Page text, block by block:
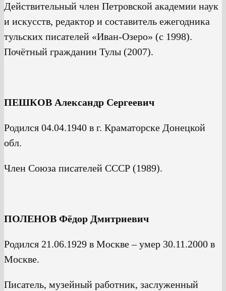
Действительный член Петровской академии наук
и искусств, редактор и составитель ежегодника
тульских писателей «Иван-Озеро» (с 1998).
Почётный гражданин Тулы (2007).
ПЕШКОВ Александр Сергеевич
Родился 04.04.1940 в г. Краматорске Донецкой
обл.
Член Союза писателей СССР (1989).
ПОЛЕНОВ Фёдор Дмитриевич
Родился 21.06.1929 в Москве – умер 30.11.2000 в
Москве.
Писатель, музейный работник, заслуженный